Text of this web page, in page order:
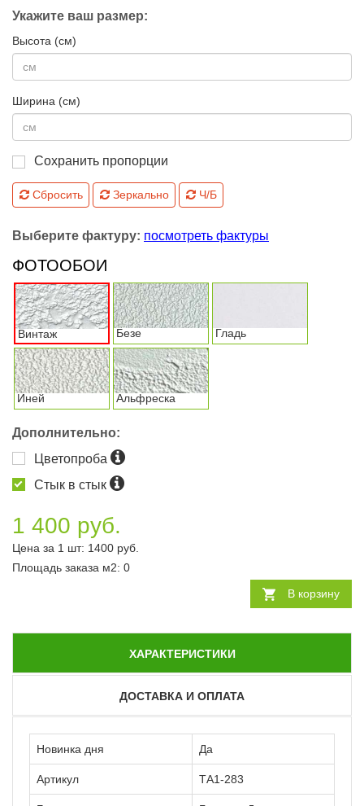
Укажите ваш размер:
Высота (см)
Ширина (см)
Сохранить пропорции
Сбросить Зеркально Ч/Б
Выберите фактуру: посмотреть фактуры
ФОТООБОИ
Винтаж Безе Гладь
Иней Альфреска
Дополнительно:
Цветопроба
Стык в стык
1 400 руб.
Цена за 1 шт: 1400 руб.
Площадь заказа м2: 0
В корзину
ХАРАКТЕРИСТИКИ
ДОСТАВКА И ОПЛАТА
Новинка дня Да
Артикул ТА1-283